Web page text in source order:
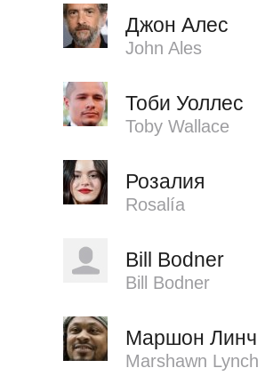
Джон Алес
John Ales
Тоби Уоллес
Toby Wallace
Розалия
Rosalía
Bill Bodner
Bill Bodner
Маршон Линч
Marshawn Lynch